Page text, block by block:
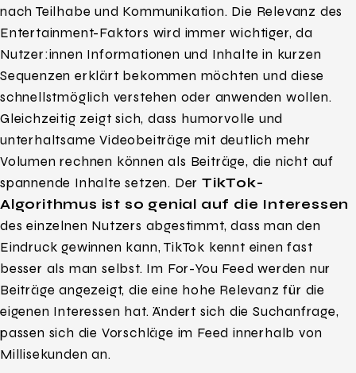
nach Teilhabe und Kommunikation. Die Relevanz des
Entertainment-Faktors wird immer wichtiger, da
Nutzer:innen Informationen und Inhalte in kurzen
Sequenzen erklärt bekommen möchten und diese
schnellstmöglich verstehen oder anwenden wollen.
Gleichzeitig zeigt sich, dass humorvolle und
unterhaltsame Videobeiträge mit deutlich mehr
Volumen rechnen können als Beiträge, die nicht auf
spannende Inhalte setzen. DerTikTok-
Algorithmus ist so genial auf die Interessen
des einzelnen Nutzers abgestimmt, dass man den
Eindruck gewinnen kann, TikTok kennt einen fast
besser als man selbst. Im For-You Feed werden nur
Beiträge angezeigt, die eine hohe Relevanz für die
eigenen Interessen hat. Ändert sich die Suchanfrage,
passen sich die Vorschläge im Feed innerhalb von
Millisekunden an.